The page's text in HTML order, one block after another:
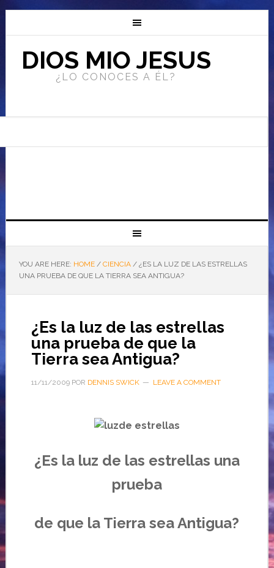
DIOS MIO JESUS
¿LO CONOCES A ÉL?
YOU ARE HERE: HOME / CIENCIA /¿ES LA LUZ DE LAS ESTRELLAS
UNA PRUEBA DE QUE LA TIERRA SEA ANTIGUA?
¿Es la luz de las estrellas
una prueba de que la
Tierra sea Antigua?
11/11/2009POR DENNIS SWICK LEAVE A COMMENT
¿Es la luz de las estrellas una
prueba
de que la Tierra sea Antigua?